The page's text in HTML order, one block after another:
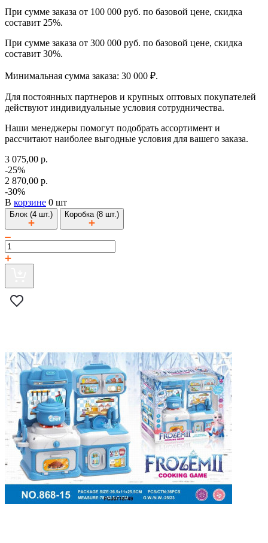
При сумме заказа от 100 000 руб. по базовой цене, скидка
составит 25%.
При сумме заказа от 300 000 руб. по базовой цене, скидка
составит 30%.
Минимальная сумма заказа: 30 000 ₽.
Для постоянных партнеров и крупных оптовых покупателей
действуют индивидуальные условия сотрудничества.
Наши менеджеры помогут подобрать ассортимент и
рассчитают наиболее выгодные условия для вашего заказа.
3 075,00 р.
-25%
2 870,00 р.
-30%
В корзине 0 шт
Блок (4 шт.) Коробка (8 шт.)